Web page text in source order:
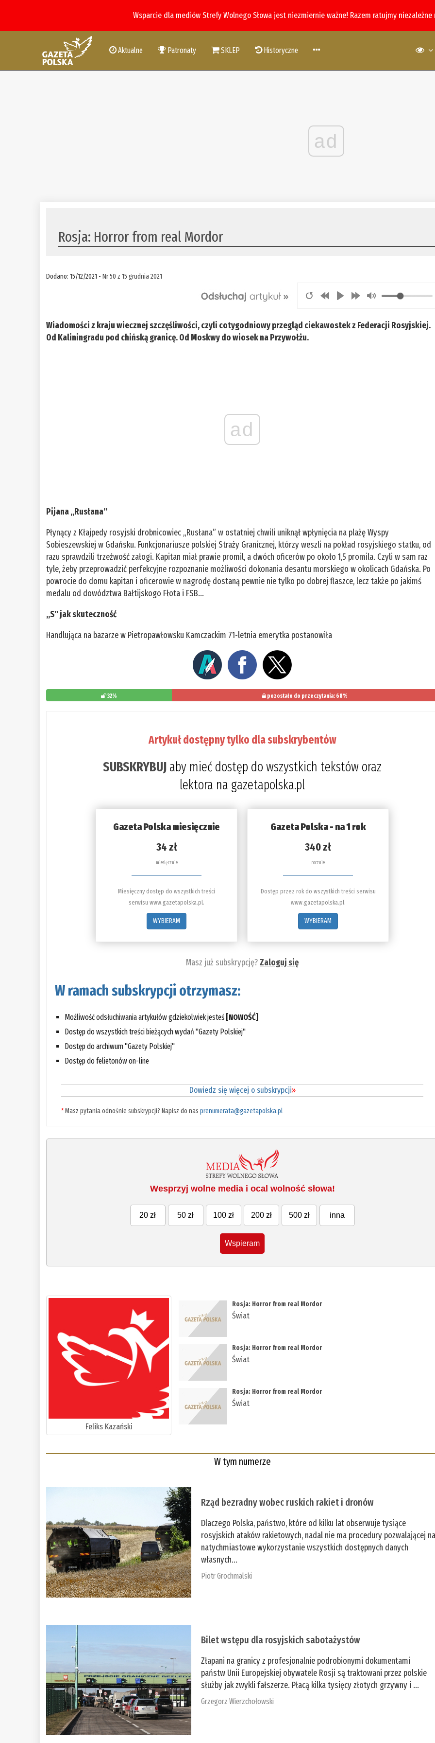
Wsparcie dla mediów Strefy Wolnego Słowa jest niezmiernie ważne! Razem ratujmy
Aktualne Patronaty SKLEP Historyczne
ad
Rosja: Horror from real Mordor
Dodano: 15/12/2021 -Nr 50 z 15 grudnia 2021
Wiadomości z kraju wiecznej szczęśliwości, czyli cotygodniowy przegląd ciekawostek z Federacji Rosyjskiej.
Od Kaliningradu pod chińską granicę. Od Moskwy do wiosek na Przywołżu.
ad
Pijana „Rusłana”
Płynący z Kłajpedy rosyjski drobnicowiec „Rusłana” w ostatniej chwili uniknął wpłynięcia na plażę Wyspy
Sobieszewskiej w Gdańsku. Funkcjonariusze polskiej Straży Granicznej, którzy weszli na pokład rosyjskiego statku, od
razu sprawdzili trzeźwość załogi. Kapitan miał prawie promil, a dwóch oficerów po około 1,5 promila. Czyli w sam raz
tyle, żeby przeprowadzić perfekcyjne rozpoznanie możliwości dokonania desantu morskiego w okolicach Gdańska. Po
powrocie do domu kapitan i oficerowie w nagrodę dostaną pewnie nie tylko po dobrej flaszce, lecz także po jakimś
medalu od dowództwa Bałtijskogo Fłota i FSB...
„S” jak skuteczność
Handlująca na bazarze w Pietropawłowsku Kamczackim 71-letnia emerytka postanowiła
32% pozostało do przeczytania: 68%
Artykuł dostępny tylko dla subskrybentów
SUBSKRYBUJ aby mieć dostęp do wszystkich tekstów oraz
lektora na gazetapolska.pl
Gazeta Polska miesięcznie
34 zł
miesięcznie
Miesięczny dostęp do wszystkich treści
serwisu www.gazetapolska.pl.
WYBIERAM
Gazeta Polska - na 1 rok
340 zł
rocznie
Dostęp przez rok do wszystkich treści serwisu
www.gazetapolska.pl.
WYBIERAM
Masz już subskrypcję?Zaloguj się
W ramach subskrypcji otrzymasz:
Możliwość odsłuchiwania artykułów gdziekolwiek jesteś [NOWOŚĆ]
Dostęp do wszystkich treści bieżących wydań "Gazety Polskiej"
Dostęp do archiwum "Gazety Polskiej"
Dostęp do felietonów on-line
Dowiedz się więcej o subskrypcji»
*Masz pytania odnośnie subskrypcji? Napisz do nasprenumerata@gazetapolska.pl
Wesprzyj wolne media i ocal wolność słowa!
20 zł 50 zł 100 zł 200 zł 500 zł inna
Wspieram
Feliks Kazański
Rosja: Horror from real Mordor
Świat
Rosja: Horror from real Mordor
Świat
Rosja: Horror from real Mordor
Świat
W tym numerze
Rząd bezradny wobec ruskich rakiet i dronów
Dlaczego Polska, państwo, które od kilku lat obserwuje tysiące
rosyjskich ataków rakietowych, nadal nie ma procedury pozwalającej
natychmiastowe wykorzystanie wszystkich dostępnych danych
własnych...
Piotr Grochmalski
Bilet wstępu dla rosyjskich sabotażystów
Złapani na granicy z profesjonalnie podrobionymi dokumentami
państw Unii Europejskiej obywatele Rosji są traktowani przez polskie
służby jak zwykli fałszerze. Płacą kilka tysięcy złotych grzywny i ...
Grzegorz Wierzchołowski